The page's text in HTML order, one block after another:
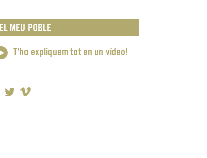
EL MEU POBLE
T'ho expliquem tot en un vídeo!